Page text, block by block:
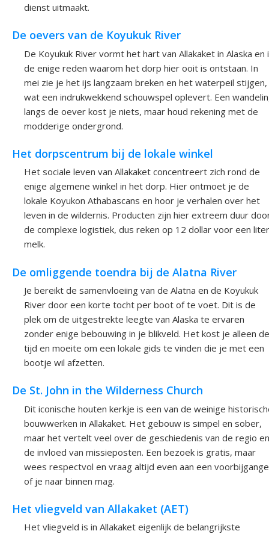
dienst uitmaakt.
De oevers van de Koyukuk River
De Koyukuk River vormt het hart van Allakaket in Alaska en
de enige reden waarom het dorp hier ooit is ontstaan. In
mei zie je het ijs langzaam breken en het waterpeil stijgen,
wat een indrukwekkend schouwspel oplevert. Een
langs de oever kost je niets, maar houd rekening met de
modderige ondergrond.
Het dorpscentrum bij de lokale winkel
Het sociale leven van Allakaket concentreert zich rond de
enige algemene winkel in het dorp. Hier ontmoet je de
lokale Koyukon Athabascans en hoor je verhalen over het
leven in de wildernis. Producten zijn hier extreem duur
de complexe logistiek, dus reken op 12 dollar voor een liter
melk.
De omliggende toendra bij de Alatna River
Je bereikt de samenvloeiing van de Alatna en de Koyukuk
River door een korte tocht per boot of te voet. Dit is de
plek om de uitgestrekte leegte van Alaska te ervaren
zonder enige bebouwing in je blikveld. Het kost je alleen de
tijd en moeite om een lokale gids te vinden die je met een
bootje wil afzetten.
De St. John in the Wilderness Church
Dit iconische houten kerkje is een van de weinige
bouwwerken in Allakaket. Het gebouw is simpel en sober,
maar het vertelt veel over de geschiedenis van de regio en
de invloed van missieposten. Een bezoek is gratis, maar
wees respectvol en vraag altijd even aan een
of je naar binnen mag.
Het vliegveld van Allakaket (AET)
Het vliegveld is in Allakaket eigenlijk de belangrijkste